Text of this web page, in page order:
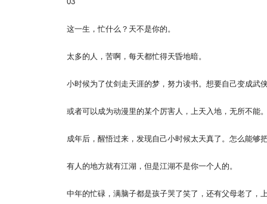
这一生，忙什么？天不是你的。
太多的人，苦啊，每天都忙得天昏地暗。
小时候为了仗剑走天涯的梦，努力读书。想要自己变成武
或者可以成为动漫里的某个厉害人，上天入地，无所不能
成年后，醒悟过来，发现自己小时候太天真了。怎么能够
有人的地方就有江湖，但是江湖不是你一个人的。
中年的忙碌，满脑子都是孩子哭了笑了，还有父母老了，